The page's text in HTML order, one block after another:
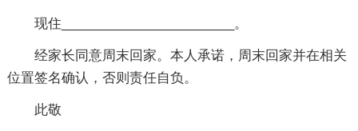
现住________________________。
经家长同意周末回家。本人承诺，周末回家并在相关
位置签名确认，否则责任自负。
此敬